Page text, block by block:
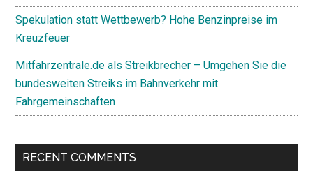
Spekulation statt Wettbewerb? Hohe Benzinpreise im
Kreuzfeuer
Mitfahrzentrale.de als Streikbrecher – Umgehen Sie die
bundesweiten Streiks im Bahnverkehr mit
Fahrgemeinschaften
RECENT COMMENTS